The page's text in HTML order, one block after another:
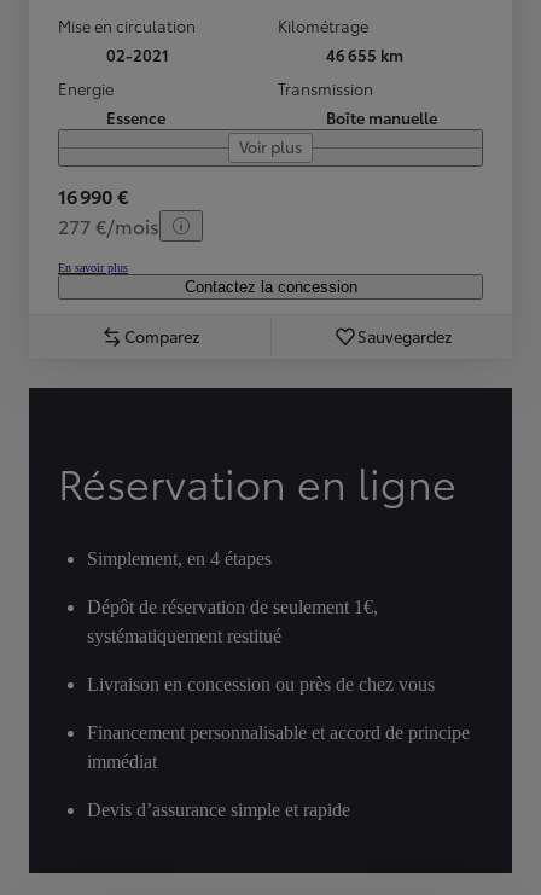
Mise en circulation
02-2021
Kilométrage
46 655 km
Energie
Essence
Transmission
Boîte manuelle
Voir plus
16 990 €
277 €/mois
En savoir plus
Contactez la concession
Comparez Sauvegardez
Réservation en ligne
Simplement, en 4 étapes
Dépôt de réservation de seulement 1€,
systématiquement restitué
Livraison en concession ou près de chez vous
Financement personnalisable et accord de principe
immédiat
Devis d’assurance simple et rapide